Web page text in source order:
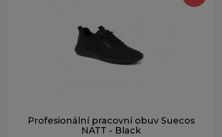
Profesionální pracovní obuv Suecos
NATT - Black